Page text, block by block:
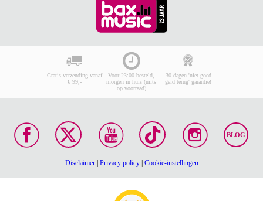
Gratis verzending vanaf
€ 99,-
Voor 23:00 besteld,
morgen in huis (mits
op voorraad)
30 dagen 'niet goed
geld terug' garantie!
BLOG
Disclaimer| Privacy policy| Cookie-instellingen